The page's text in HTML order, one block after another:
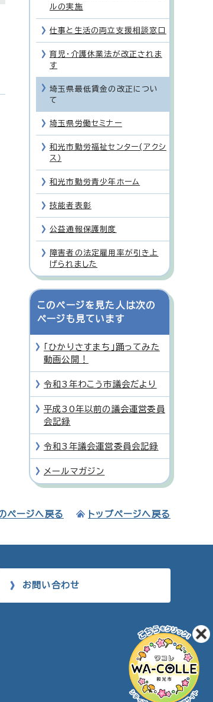
ルの実施
仕事と生活の両立支援相談窓口
育児・介護休業法が改正されま
す
埼玉県最低賃金の改正につい
て
埼玉県労働セミナー
和光市勤労福祉センター(アクシ
ス）
和光市勤労青少年ホーム
技能者表彰
公益通報保護制度
障害者の法定雇用率が引き上
げられました
このページを見た人は次の
ページも見ています
「ひかりさすまち」踊ってみた
動画公開！
令和3年わこう市議会だより
平成30年以前の議会運営委員
会記録
令和3年議会運営委員会記録
メールマガジン
ページへ戻る トップページへ戻る
お問い合わせ